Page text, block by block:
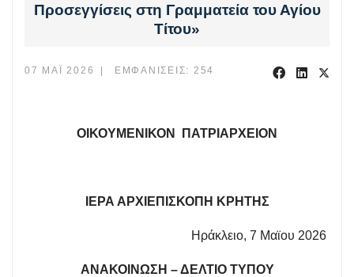
Προσεγγίσεις στη Γραμματεία του Αγίου
Τίτου»
07 ΜΆΙ 2026 ΕΜΦΑΝΊΣΕΙΣ: 254
ΟΙΚΟΥΜΕΝΙΚΟΝ ΠΑΤΡΙΑΡΧΕΙΟΝ
ΙΕΡΑ ΑΡΧΙΕΠΙΣΚΟΠΗ ΚΡΗΤΗΣ
Ηράκλειο, 7 Μαϊου 2026
ΑΝΑΚΟΙΝΩΣΗ – ΔΕΛΤΙΟ ΤΥΠΟΥ